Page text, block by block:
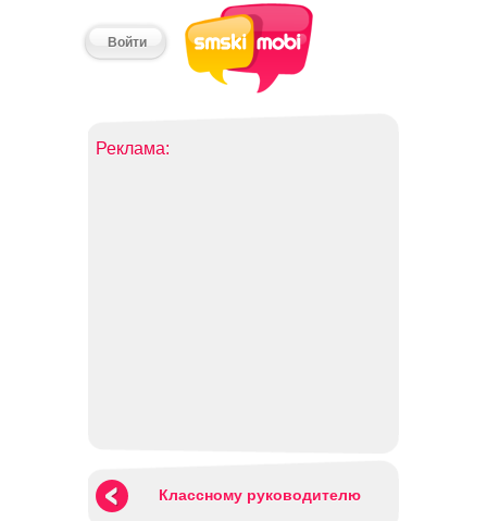
Войти
Реклама:
Классному руководителю